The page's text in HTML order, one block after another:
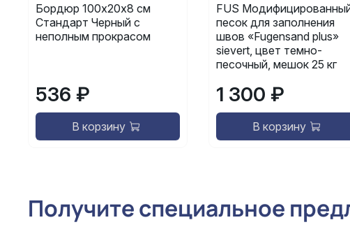
Бордюр 100х20х8 см
Стандарт Черный с
неполным прокрасом
536 ₽
В корзину
FUS
песок для заполнения
швов «Fugensand plus»
sievert, цвет темно-
песочный, мешок 25 кг
1 300 ₽
В корзину
Получите специальное